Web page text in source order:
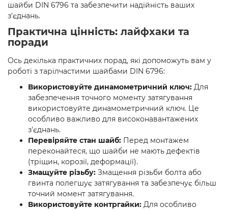
шайби DIN 6796 та забезпечити надійність ваших
з'єднань.
Практична цінність: лайфхаки та
поради
Ось декілька практичних порад, які допоможуть вам у
роботі з тарілчастими шайбами DIN 6796:
Використовуйте динамометричний ключ: Для
забезпечення точного моменту затягування
використовуйте динамометричний ключ. Це
особливо важливо для високонавантажених
з'єднань.
Перевіряйте стан шайб: Перед монтажем
переконайтеся, що шайби не мають дефектів
(тріщин, корозії, деформації).
Змащуйте різьбу: Змащення різьби болта або
гвинта полегшує затягування та забезпечує більш
точний момент затягування.
Використовуйте контргайки: Для особливо